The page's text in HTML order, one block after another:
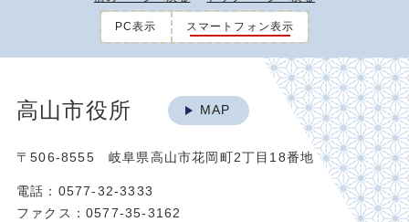
PC表示 スマートフォン表示
高山市役所 MAP
〒506-8555 岐阜県高山市花岡町2丁目18番地
電話：0577-32-3333
ファクス：0577-35-3162